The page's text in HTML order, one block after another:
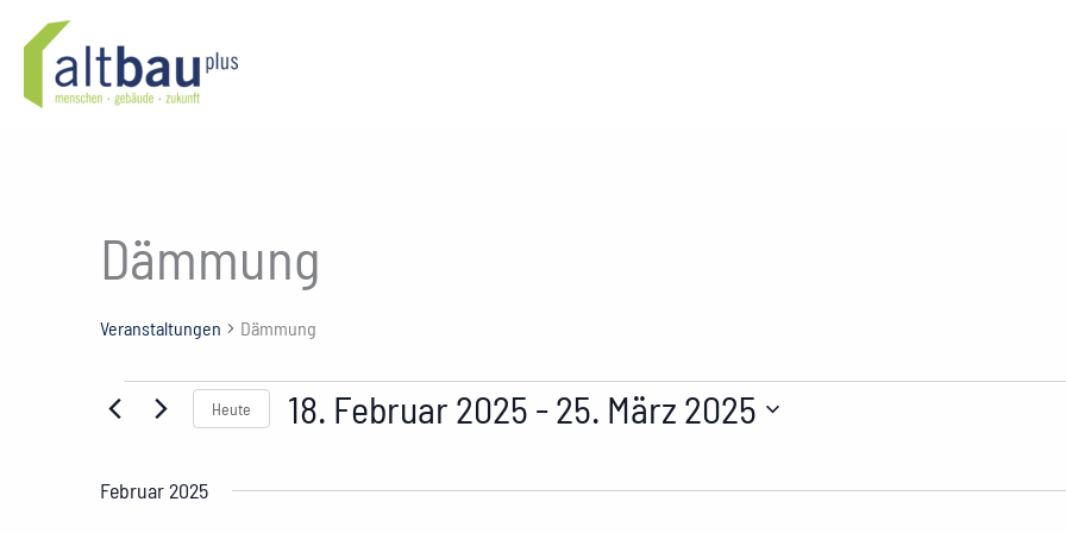
Inhalt
springen
Dämmung
Veranstaltungen Dämmung
VeranstaltungenHeute 18. Februar 2025 - 25. März 2025
Februar 2025